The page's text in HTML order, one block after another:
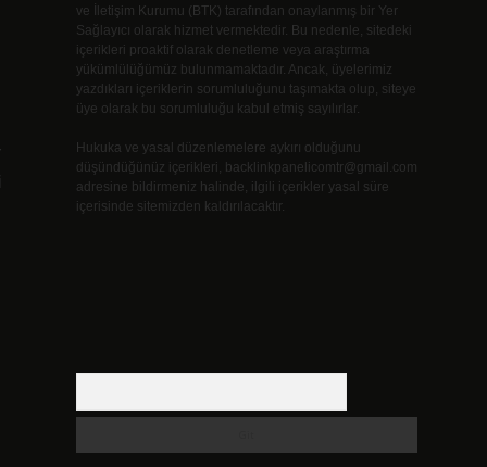
ve İletişim Kurumu (BTK) tarafından onaylanmış bir Yer
Sağlayıcı olarak hizmet vermektedir. Bu nedenle, sitedeki
içerikleri proaktif olarak denetleme veya araştırma
yükümlülüğümüz bulunmamaktadır. Ancak, üyelerimiz
yazdıkları içeriklerin sorumluluğunu taşımakta olup, siteye
üye olarak bu sorumluluğu kabul etmiş sayılırlar.
Hukuka ve yasal düzenlemelere aykırı olduğunu
düşündüğünüz içerikleri, backlinkpanelicomtr@gmail.com
adresine bildirmeniz halinde, ilgili içerikler yasal süre
içerisinde sitemizden kaldırılacaktır.